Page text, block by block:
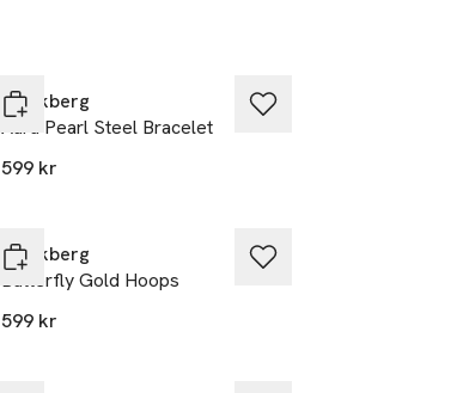
Mockberg
Aura Pearl Steel Bracelet
599 kr
Mockberg
Butterfly Gold Hoops
599 kr